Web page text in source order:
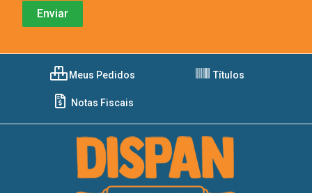
Meus Pedidos Títulos
Notas Fiscais